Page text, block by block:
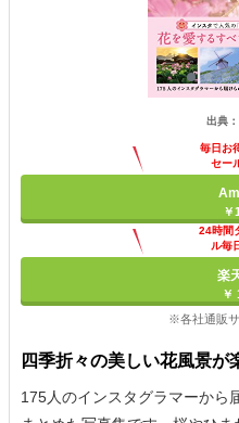
出典：
毎日お
セー
￥
24時間
ル毎
楽
￥
※各社通販
四季折々の美しい花風景が
175人のインスタグラマーから